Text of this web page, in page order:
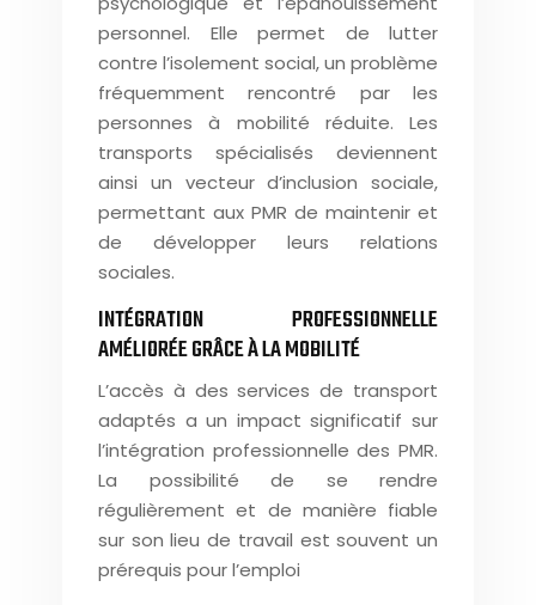
personnel. Elle permet de lutter
contre l’isolement social, un problème
fréquemment rencontré par les
personnes à mobilité réduite. Les
transports spécialisés deviennent
ainsi un vecteur d’inclusion sociale,
permettant aux PMR de maintenir et
de développer leurs relations
sociales.
INTÉGRATION PROFESSIONNELLE
AMÉLIORÉE GRÂCE À LA MOBILITÉ
L’accès à des services de transport
adaptés a un impact significatif sur
l’intégration professionnelle des PMR.
La possibilité de se rendre
régulièrement et de manière fiable
sur son lieu de travail est souvent un
prérequis pour l’emploi